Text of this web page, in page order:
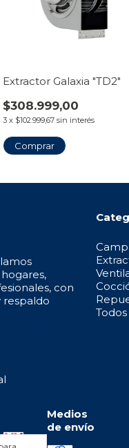
Extractor Galaxia "TD2"
$308.999,00
3 x $102.999,67 sin interés
con
respaldo
Medios
de envío